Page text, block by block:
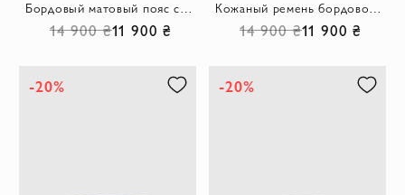
14 900 ₴11 900 ₴ 14 900 ₴11 900 ₴
-20% -20%